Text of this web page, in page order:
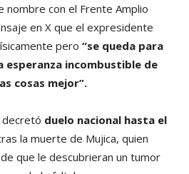
nombre con el Frente Amplio
en X que el expresidente
pero “se queda para
esperanza incombustible de
cosas mejor”.
decretó duelo nacional hasta el
la muerte de Mujica, quien
que le descubrieran un tumor